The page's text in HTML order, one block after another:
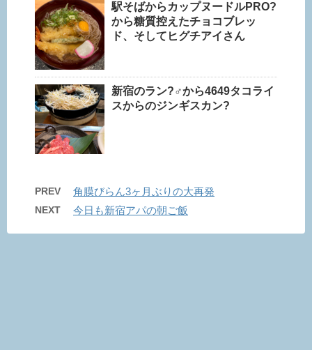
駅そばからカップヌードルPRO?
から糖質控えたチョコブレッ
ド、そしてヒグチアイさん
新宿のラン?‍♂️から4649タコライ
スからのジンギスカン?
PREV 角膜びらん3ヶ月ぶりの大再発
NEXT 今日も新宿アパの朝ご飯